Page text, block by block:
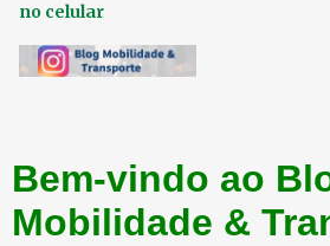
no celular
Bem-vindo ao
Mobilidade &